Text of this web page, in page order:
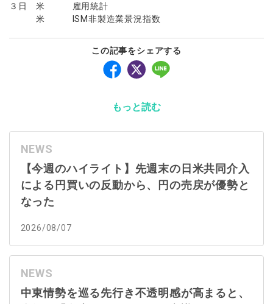
３日 米 雇用統計
米 ISM非製造業景況指数
この記事をシェアする
もっと読む
NEWS
【今週のハイライト】先週末の日米共同介入
による円買いの反動から、円の売戻が優勢と
なった
2026/08/07
NEWS
中東情勢を巡る先行き不透明感が高まると、